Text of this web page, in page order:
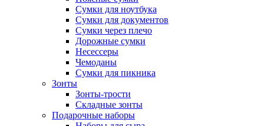
Сумки для ноутбука
Сумки для документов
Сумки через плечо
Дорожные сумки
Несессеры
Чемоданы
Сумки для пикника
Зонты
Зонты-трости
Складные зонты
Подарочные наборы